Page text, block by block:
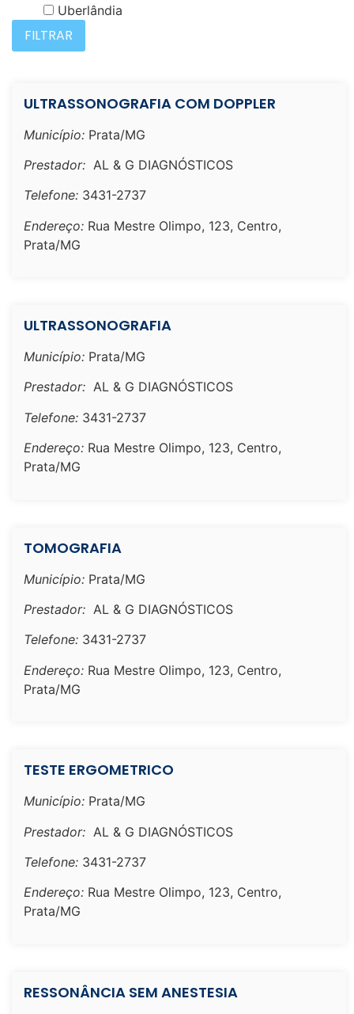
Uberlândia
ULTRASSONOGRAFIA COM DOPPLER
Município: Prata/MG
Prestador: AL & G DIAGNÓSTICOS
Telefone: 3431-2737
Endereço: Rua Mestre Olimpo, 123, Centro,
Prata/MG
ULTRASSONOGRAFIA
Município: Prata/MG
Prestador: AL & G DIAGNÓSTICOS
Telefone: 3431-2737
Endereço: Rua Mestre Olimpo, 123, Centro,
Prata/MG
TOMOGRAFIA
Município: Prata/MG
Prestador: AL & G DIAGNÓSTICOS
Telefone: 3431-2737
Endereço: Rua Mestre Olimpo, 123, Centro,
Prata/MG
TESTE ERGOMETRICO
Município: Prata/MG
Prestador: AL & G DIAGNÓSTICOS
Telefone: 3431-2737
Endereço: Rua Mestre Olimpo, 123, Centro,
Prata/MG
RESSONÂNCIA SEM ANESTESIA